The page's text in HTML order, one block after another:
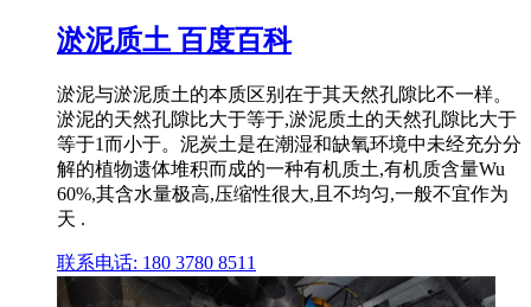
淤泥质土 百度百科
淤泥与淤泥质土的本质区别在于其天然孔隙比不一样。
淤泥的天然孔隙比大于等于,淤泥质土的天然孔隙比大于
等于1而小于。泥炭土是在潮湿和缺氧环境中未经充分分
解的植物遗体堆积而成的一种有机质土,有机质含量Wu
60%,其含水量极高,压缩性很大,且不均匀,一般不宜作为
天 .
联系电话: 180 3780 8511